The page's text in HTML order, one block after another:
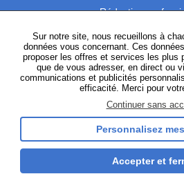
Réduction
Satisfaction
SUIVEZ-
InstagramTikTokFacebook
Gestion des
Sur notre site, nous recueillons à
données vous concernant. Ces
proposer les offres et services les plus
que de vous adresser, en direct ou
communications et publicités
efficacité. Merci pour
Continuer sans
Personnalisez
Accepter et